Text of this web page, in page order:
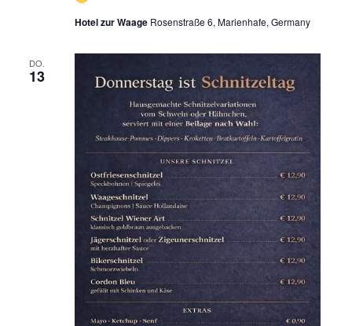
Hotel zur Waage Rosenstraße 6, Marienhafe, Germany
DO.
13